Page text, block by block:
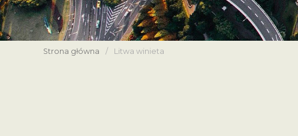
Strona główna / Litwa winieta